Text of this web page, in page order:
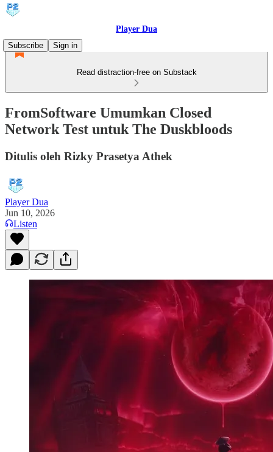
Player Dua
Subscribe
Sign in
Read distraction-free on Substack
FromSoftware Umumkan Closed
Network Test untuk The Duskbloods
Ditulis oleh Rizky Prasetya Athek
Player Dua
Jun 10, 2026
Listen